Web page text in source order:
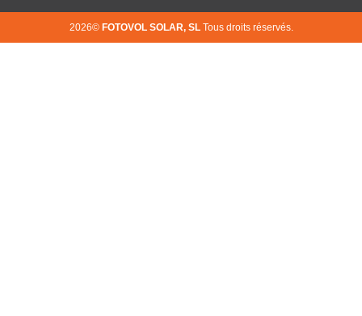
2026© FOTOVOL SOLAR, SLTous droits réservés.